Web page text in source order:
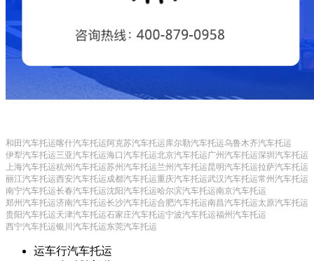
和田汽车托运喀什汽车托运阿克苏汽车托运库尔勒汽车托运乌鲁木齐汽车托运
伊犁汽车托运三亚汽车托运海口汽车托运北京汽车托运广州汽车托运深圳汽车托运
上海汽车托运杭州汽车托运苏州汽车托运兰州汽车托运昆明汽车托运拉萨汽车托运
丽江汽车托运西安汽车托运成都汽车托运重庆汽车托运武汉汽车托运常州汽车托运
南宁汽车托运长春汽车托运沈阳汽车托运哈尔滨汽车托运南京汽车托运
郑州汽车托运济南汽车托运长沙汽车托运合肥汽车托运南昌汽车托运太原汽车托运
贵阳汽车托运天津汽车托运石家庄汽车托运宁波汽车托运福州汽车托运
西宁汽车托运银川汽车托运东莞汽车托运
运车行汽车托运